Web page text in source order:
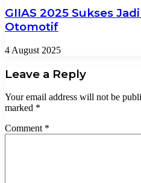
GIIAS 2025 Sukses
Otomotif
4 August 2025
Leave a Reply
Your email address will not be
marked *
Comment *